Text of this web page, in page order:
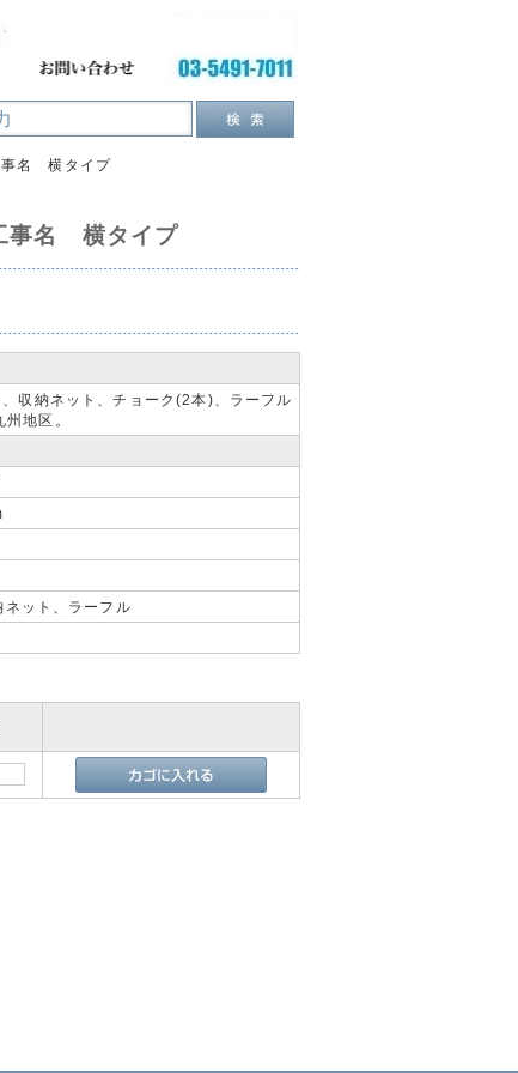
名 横タイプ
事名 横タイプ
収納ネット、チョーク(2本)、ラーフル
地区。
ット、ラーフル